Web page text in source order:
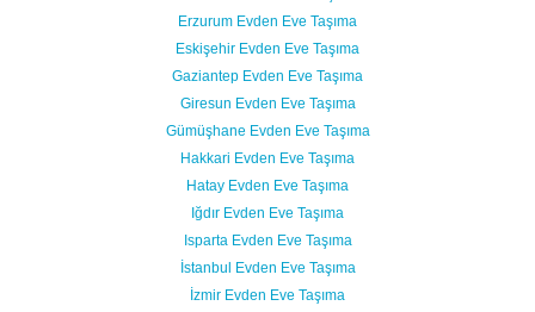
Erzurum Evden Eve Taşıma
Eskişehir Evden Eve Taşıma
Gaziantep Evden Eve Taşıma
Giresun Evden Eve Taşıma
Gümüşhane Evden Eve Taşıma
Hakkari Evden Eve Taşıma
Hatay Evden Eve Taşıma
Iğdır Evden Eve Taşıma
Isparta Evden Eve Taşıma
İstanbul Evden Eve Taşıma
İzmir Evden Eve Taşıma